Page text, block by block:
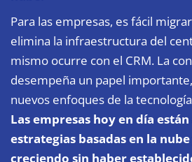
Para las empresas, es fácil
elimina la infraestructura del
mismo ocurre con el CRM. La
desempeña un papel
nuevos enfoques de la
Las empresas hoy en día
estrategias basadas en la
creciendo sin haber